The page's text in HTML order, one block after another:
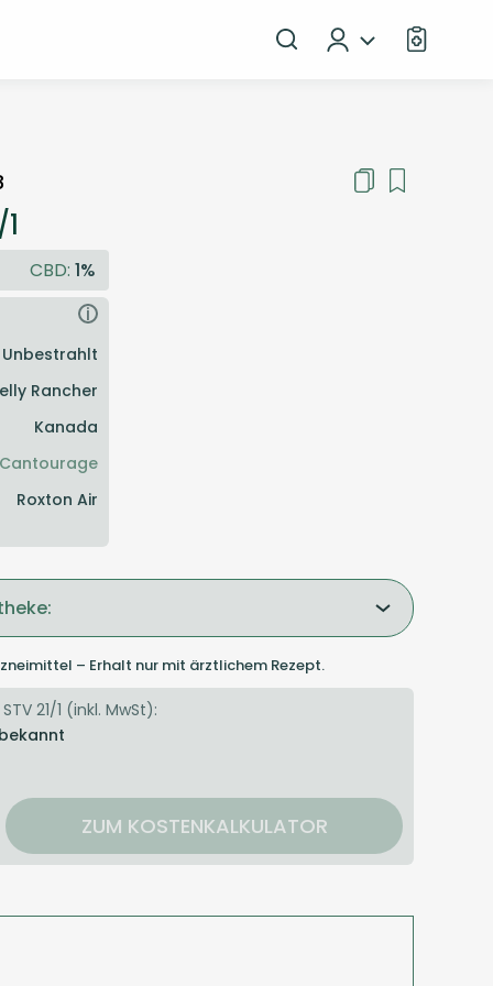
CBD: 1%
i
Unbestrahlt
Rancher
Kanada
Roxton Air
– Erhalt nur mit ärztlichem Rezept.
21/1 (inkl. MwSt):
ZUM KOSTENKALKULATOR